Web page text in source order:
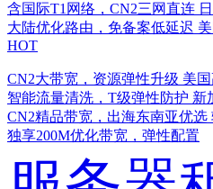
含国际T1网络，CN2三网直连
大陆优化路由，免备案低延迟
HOT
CN2大带宽，资源弹性升级 美
智能流量清洗，T级弹性防护 新
CN2精品带宽，出海东南亚优选
独享200M优化带宽，弹性配置